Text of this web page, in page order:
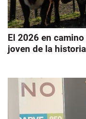
El 2026 en
joven de la historia